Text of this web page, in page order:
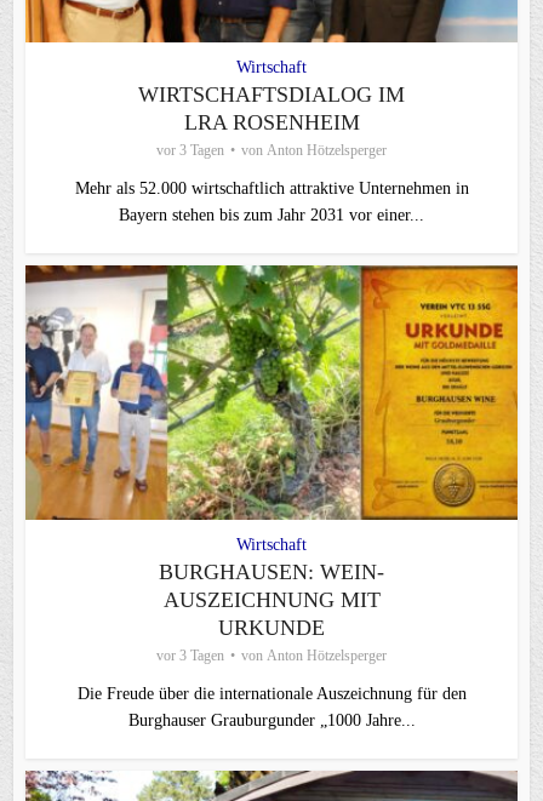
Wirtschaft
WIRTSCHAFTSDIALOG IM
LRA ROSENHEIM
vor 3 Tagen von Anton Hötzelsperger
Mehr als 52.000 wirtschaftlich attraktive Unternehmen in
Bayern stehen bis zum Jahr 2031 vor einer...
Wirtschaft
BURGHAUSEN: WEIN-
AUSZEICHNUNG MIT
URKUNDE
vor 3 Tagen von Anton Hötzelsperger
Die Freude über die internationale Auszeichnung für den
Burghauser Grauburgunder „1000 Jahre...